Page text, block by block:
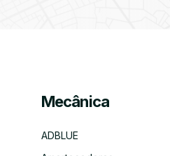
Mecânica
ADBLUE